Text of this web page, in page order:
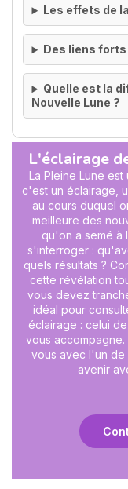
Les effets de
Des liens
Quelle est la
Nouvelle Lune ?
L'éclairage
La Pleine Lune
c'est un éclairage,
au cours duquel
meilleure des
qu'on a semé à
s'interroger :
quels résultats ?
cette révélation
vous devez
idéal pour
éclairage : celui
vous
vous avec l'un de
avenir